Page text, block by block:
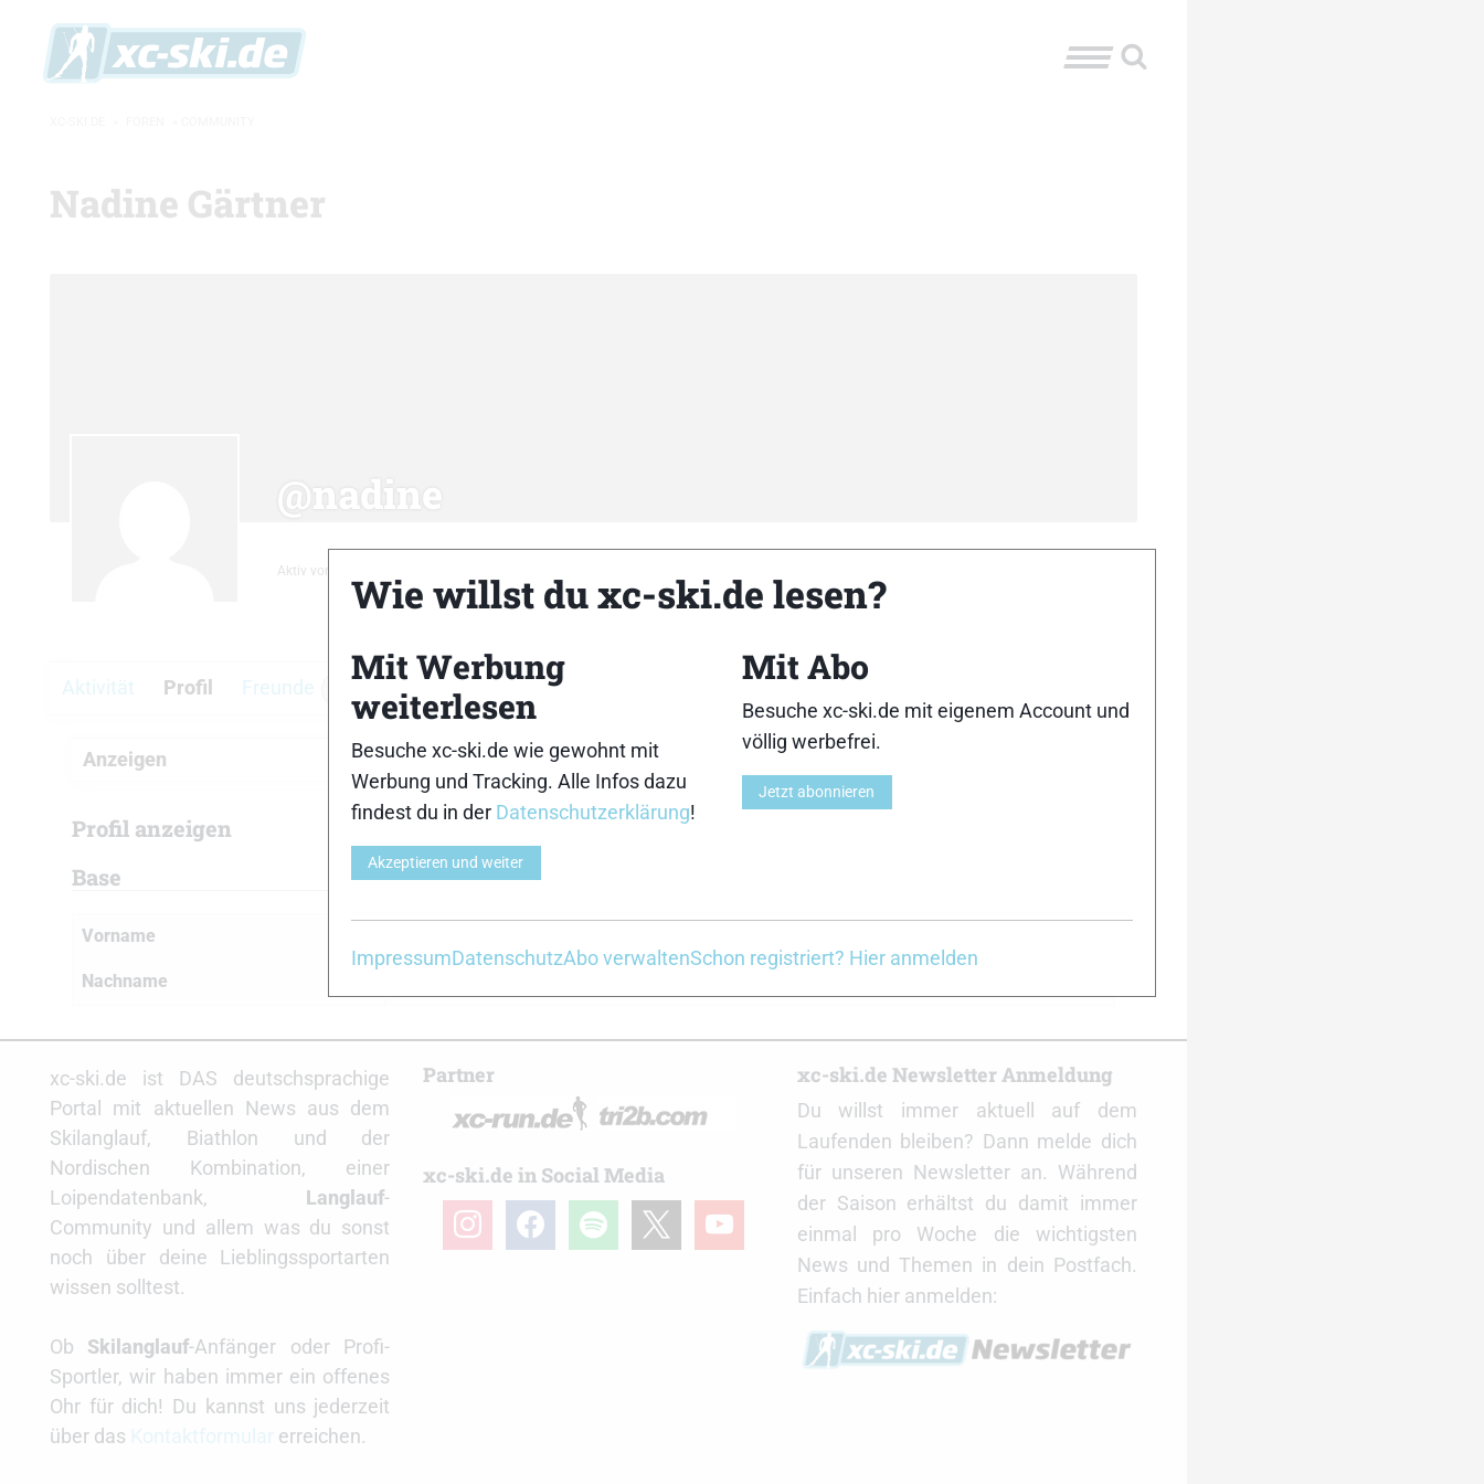
Nadine Gärtner
@nadine
Aktiv vor 15 Stunden, 15 Minuten
Aktivität Profil Freunde Gruppen Foren Medien
Anzeigen
Profil anzeigen
Base
Vorname
Nachname
xc-ski.de ist DAS deutschsprachige
Portal mit aktuellen News aus dem
Skilanglauf, Biathlon und der
Nordischen Kombination, einer
Loipendatenbank, Langlauf-
Community und allem was du sonst
noch über deine Lieblingssportarten
wissen solltest.
Ob Skilanglauf-Anfänger oder Profi-
Sportler, wir haben immer ein offenes
Ohr für dich! Du kannst uns jederzeit
über das
erreichen.
Partner
xc-ski.de in Social Media
instagramfacebookspotify youtube
xc-ski.de Newsletter Anmeldung
Du willst immer aktuell auf dem
Laufenden bleiben? Dann melde dich
für unseren Newsletter an. Während
der Saison erhältst du damit immer
einmal pro Woche die wichtigsten
News und Themen in dein Postfach.
Einfach hier anmelden:
Wie willst du xc-ski.de lesen?
Mit Werbung
weiterlesen
Besuche xc-ski.de wie gewohnt mit
Werbung und Tracking. Alle Infos dazu
findest du in der Datenschutzerklärung!
Akzeptieren und weiter
Mit Abo
Besuche xc-ski.de mit eigenem Account und
völlig werbefrei.
Jetzt abonnieren
ImpressumDatenschutzAbo verwaltenSchon registriert? Hier anmelden